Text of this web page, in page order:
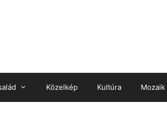
Közelkép Kultúra Mozaik